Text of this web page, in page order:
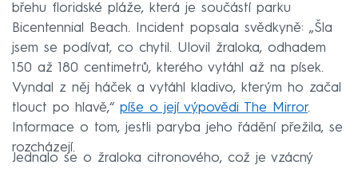
břehu floridské pláže, která je součástí parku
Bicentennial Beach. Incident popsala svědkyně: „Šla
jsem se podívat, co chytil. Ulovil žraloka, odhadem
150 až 180 centimetrů, kterého vytáhl až na písek.
Vyndal z něj háček a vytáhl kladivo, kterým ho začal
tlouct po hlavě,“ píše o její výpovědi The Mirror.
Informace o tom, jestli paryba jeho řádění přežila, se
rozcházejí.
Jednalo se o žraloka citronového, což je vzácný